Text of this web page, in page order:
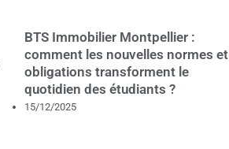
BTS Immobilier Montpellier :
comment les nouvelles normes et
obligations transforment le
quotidien des étudiants ?
15/12/2025